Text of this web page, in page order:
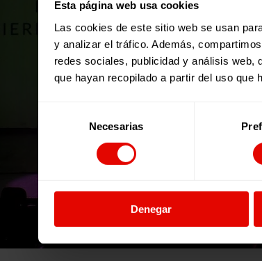
Esta página web usa cookies
Las cookies de este sitio web se usan
y analizar el tráfico. Además,
redes sociales, publicidad y análisis web,
que hayan recopilado a partir del uso que
consentimiento
Necesarias
Denegar